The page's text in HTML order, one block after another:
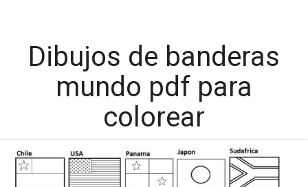
Dibujos de banderas
mundo pdf para
colorear